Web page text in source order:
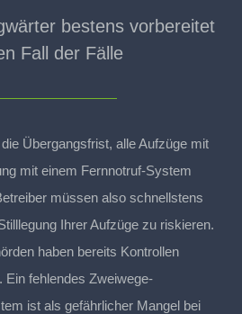
bestens vorbereitet
Fall der Fälle
Übergangsfrist, alle Aufzüge mit
mit einem Fernnotruf-System
müssen also schnellstens
Ihrer Aufzüge zu riskieren.
haben bereits Kontrollen
Ein fehlendes Zweiwege-
ist als gefährlicher Mangel bei